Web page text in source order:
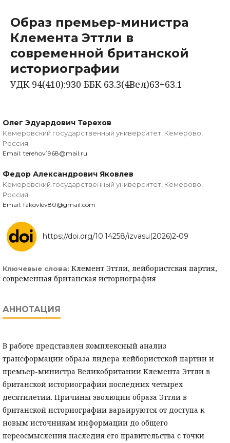
Образ премьер-министра
Клемента Эттли в
современной британской
историографии
УДК 94(410):930 ББК 63.3(4Вел)63+63.1
Олег Эдуардович Терехов
Кемеровский государственный университет, Кемерово,
Россия
Email: terehov1968@mail.ru
Федор Александрович Яковлев
Кемеровский государственный университет, Кемерово,
Россия
Email: fakovlev80@gmail.com
https://doi.org/10.14258/izvasu(2026)2-09
Ключевые слова: Клемент Эттли, лейбористская партия,
современная британская историография
АННОТАЦИЯ
В работе представлен комплексный анализ
трансформации образа лидера лейбористской партии и
премьер-министра Великобритании Клемента Эттли в
британской историографии последних четырех
десятилетий. Причины эволюции образа Эттли в
британской историографии варьируются от доступа к
новым источникам информации до общего
переосмысления наследия его правительства с точки